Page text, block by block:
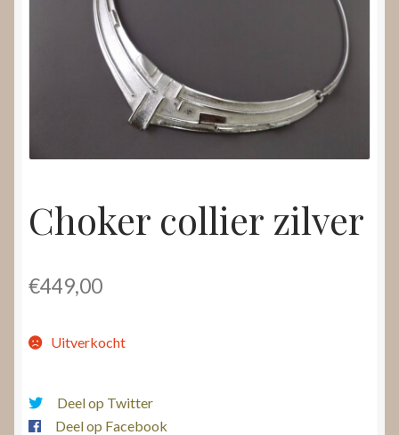
uitvouwen
Choker collier zilver
€449,00
Uitverkocht
Deel op Twitter
Deel op Facebook